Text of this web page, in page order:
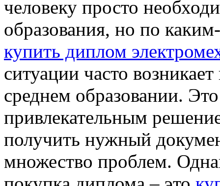
человеку просто
образования, но по
купить диплом
ситуации часто
среднем образовании.
привлекательным
получить нужный
множество проблем.